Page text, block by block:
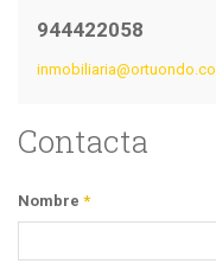
944422058
Contacta
Nombre *